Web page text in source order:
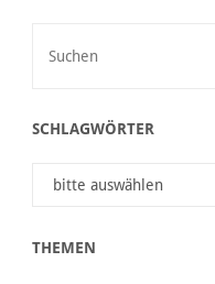
SCHLAGWÖRTER
THEMEN